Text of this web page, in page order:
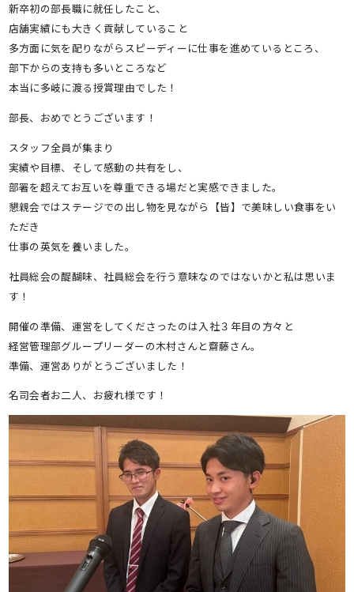
新卒初の部長職に就任したこと、
店舗実績にも大きく貢献していること
多方面に気を配りながらスピーディーに仕事を進めているところ、
部下からの支持も多いところなど
本当に多岐に渡る授賞理由でした！
部長、おめでとうございます！
スタッフ全員が集まり
実績や目標、そして感動の共有をし、
部署を超えてお互いを尊重できる場だと実感できました。
懇親会ではステージでの出し物を見ながら【皆】で美味しい食事をい
ただき
仕事の英気を養いました。
社員総会の醍醐味、社員総会を行う意味なのではないかと私は思いま
す！
開催の準備、運営をしてくださったのは入社３年目の方々と
経営管理部グループリーダーの木村さんと齋藤さん。
準備、運営ありがとうございました！
名司会者お二人、お疲れ様です！